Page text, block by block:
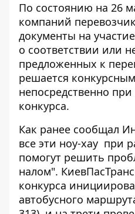
По состоянию на 26
компаний
документы на
о соответствии или
предложенных к
решается
непосредственно
конкурса.
Как ранее сообщал
все эти ноу-хау при
помогут решить
налом".
конкурса
автобусного